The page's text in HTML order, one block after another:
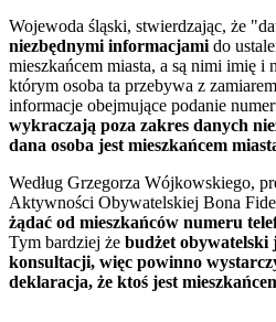
Wojewoda śląski, stwierdzając, że
niezbędnymi informacjamido
mieszkańcem miasta, a są nimi imię i
którym osoba ta przebywa z
informacje obejmujące podanie
wykraczają poza zakres danych
dana osoba jest mieszkańcem
Według Grzegorza Wójkowskiego,
Aktywności Obywatelskiej Bona
żądać od mieszkańców numeru
Tym bardziej że budżet obywatelski
konsultacji, więc powinno
deklaracja, że ktoś jest